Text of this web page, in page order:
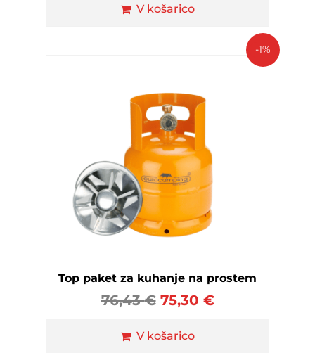
V košarico
-1%
Top paket za kuhanje na prostem
76,43€ 75,30 €
V košarico